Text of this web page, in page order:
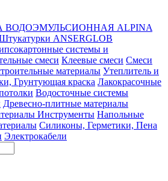
ВОДОЭМУЛЬСИОННАЯ ALPINA
ANSERGLOB
системы и
смеси Клеевые смеси Смеси
материалы Утеплитель и
Грунтующая краска Лакокрасочные
Водосточные системы
Древесно-плитные материалы
Инструменты Напольные
Силиконы, Герметики, Пена
Электрокабели